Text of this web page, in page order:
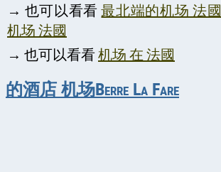
→ 也可以看看最北端的机场 法國
机场 法國
→ 也可以看看机场 在 法國
的酒店 机场Berre La Fare